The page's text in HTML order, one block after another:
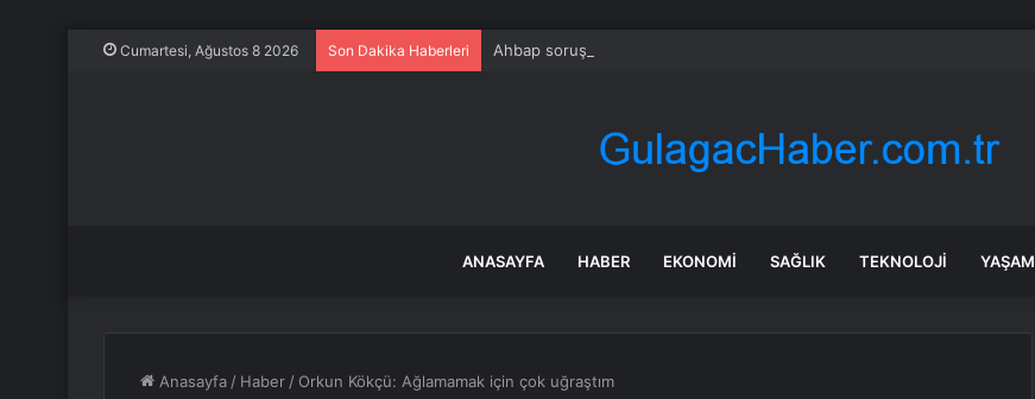
Cumartesi, Ağustos 8 2026 Son Dakika Haberleri Ahbap soruşturmasında iş insanı Hüseyin Başaran’a tutuklama talebi
ANASAYFA HABER EKONOMI SAĞLIK TEKNOLOJI YAŞAM
Anasayfa / Haber / Orkun Kökçü: Ağlamamak için çok uğraştım